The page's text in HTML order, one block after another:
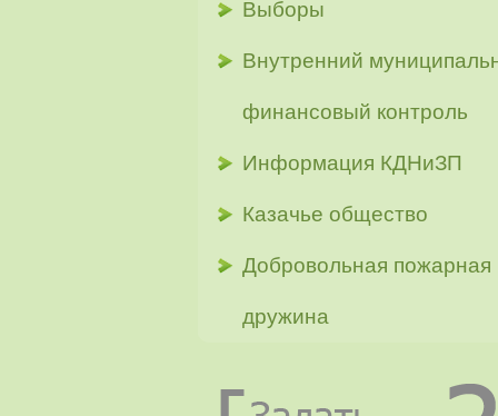
Выборы
Внутренний
финансовый контроль
Информация КДНиЗП
Казачье общество
Добровольная пожарная
дружина